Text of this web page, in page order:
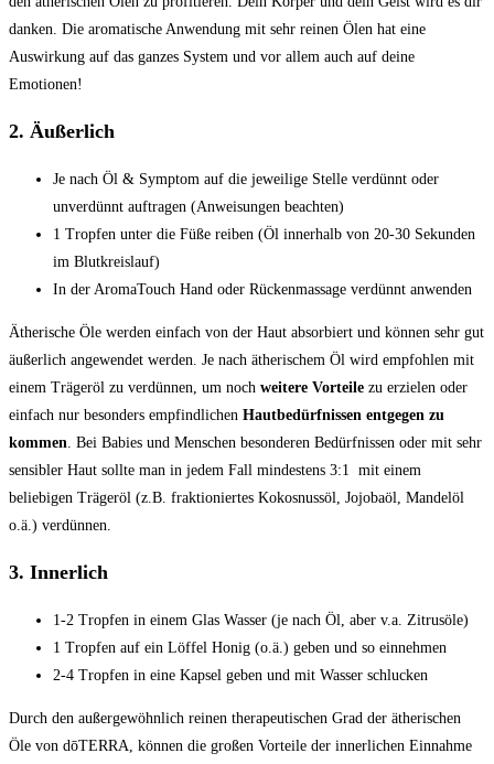
danken. Die aromatische Anwendung mit sehr reinen Ölen hat eine
Auswirkung auf das ganzes System und vor allem auch auf deine
Emotionen!
2. Äußerlich
Je nach Öl & Symptom auf die jeweilige Stelle verdünnt oder
unverdünnt auftragen (Anweisungen beachten)
1 Tropfen unter die Füße reiben (Öl innerhalb von 20-30 Sekunden
im Blutkreislauf)
In der AromaTouch Hand oder Rückenmassage verdünnt anwenden
Ätherische Öle werden einfach von der Haut absorbiert und können sehr gut
äußerlich angewendet werden. Je nach ätherischem Öl wird empfohlen mit
einem Trägeröl zu verdünnen, um noch weitere Vorteile zu erzielen oder
einfach nur besonders empfindlichen Hautbedürfnissen entgegen zu
kommen. Bei Babies und Menschen besonderen Bedürfnissen oder mit sehr
sensibler Haut sollte man in jedem Fall mindestens 3:1 mit einem
beliebigen Trägeröl (z.B. fraktioniertes Kokosnussöl, Jojobaöl, Mandelöl
o.ä.) verdünnen.
3. Innerlich
1-2 Tropfen in einem Glas Wasser (je nach Öl, aber v.a. Zitrusöle)
1 Tropfen auf ein Löffel Honig (o.ä.) geben und so einnehmen
2-4 Tropfen in eine Kapsel geben und mit Wasser schlucken
Durch den außergewöhnlich reinen therapeutischen Grad der ätherischen
Öle von dōTERRA, können die großen Vorteile der innerlichen Einnahme